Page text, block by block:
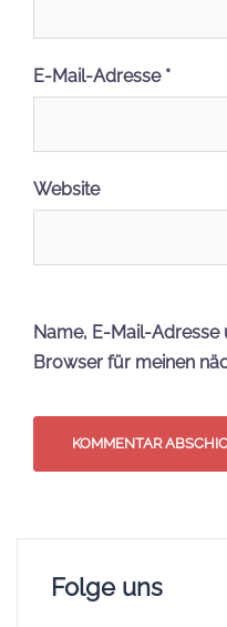
E-Mail-Adresse *
Website
Name, E-Mail-Adresse
Browser für meinen
Folge uns